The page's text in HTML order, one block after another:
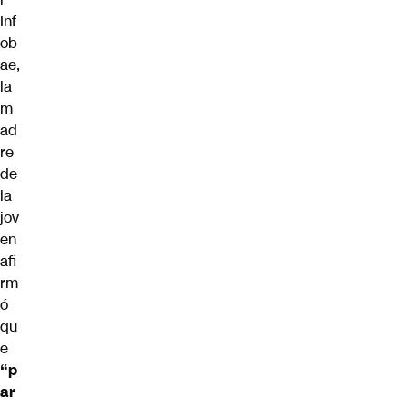
Inf
ob
ae,
la
m
ad
re
de
la
jov
en
afi
rm
ó
qu
e
“p
ar